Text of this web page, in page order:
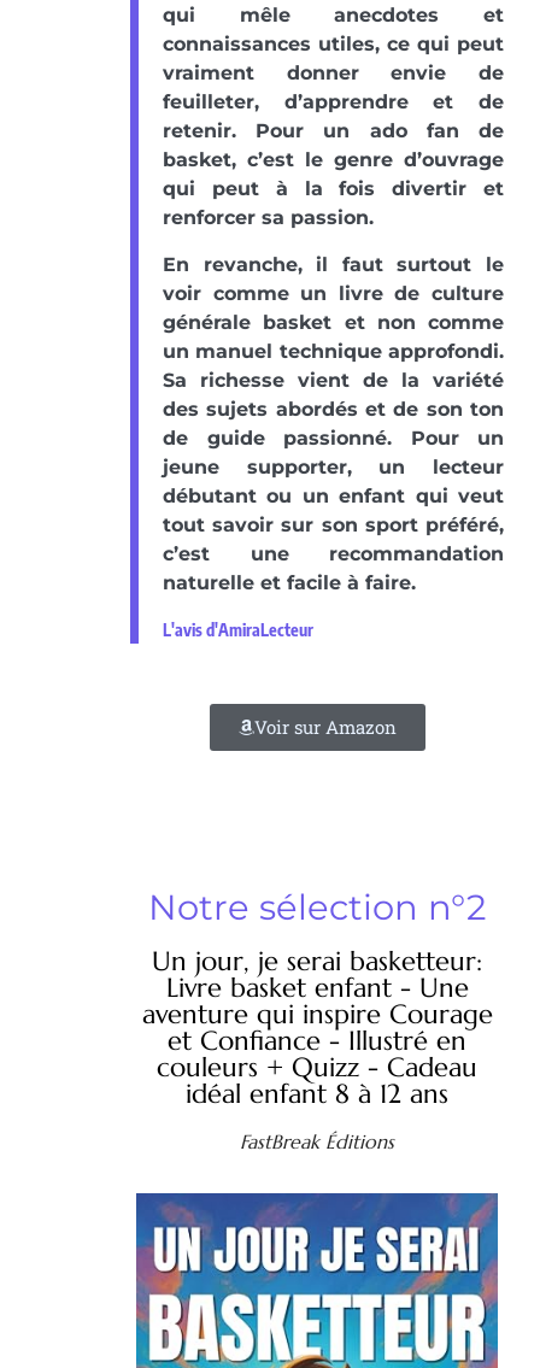
qui mêle anecdotes et
connaissances utiles, ce qui peut
vraiment donner envie de
feuilleter, d’apprendre et de
retenir. Pour un ado fan de
basket, c’est le genre d’ouvrage
qui peut à la fois divertir et
renforcer sa passion.
En revanche, il faut surtout le
voir comme un livre de culture
générale basket et non comme
un manuel technique approfondi.
Sa richesse vient de la variété
des sujets abordés et de son ton
de guide passionné. Pour un
jeune supporter, un lecteur
débutant ou un enfant qui veut
tout savoir sur son sport préféré,
c’est une recommandation
naturelle et facile à faire.
L'avis d'AmiraLecteur
Voir sur Amazon
Notre sélection n°2
Un jour, je serai basketteur:
Livre basket enfant - Une
aventure qui inspire Courage
et Confiance - Illustré en
couleurs + Quizz - Cadeau
idéal enfant 8 à 12 ans
FastBreak Éditions